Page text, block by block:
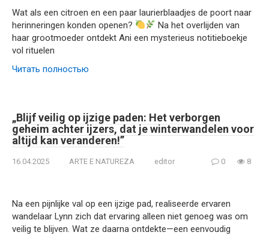
Wat als een citroen en een paar laurierblaadjes de poort naar
herinneringen konden openen?
Na het overlijden van
haar grootmoeder ontdekt Ani een mysterieus notitieboekje
vol rituelen
Читать полностью
„Blijf veilig op ijzige paden: Het verborgen
geheim achter ijzers, dat je winterwandelen voor
altijd kan veranderen!”
16.04.2025 ARTE E NATUREZA editor 0 8
Na een pijnlijke val op een ijzige pad, realiseerde ervaren
wandelaar Lynn zich dat ervaring alleen niet genoeg was om
veilig te blijven. Wat ze daarna ontdekte—een eenvoudig